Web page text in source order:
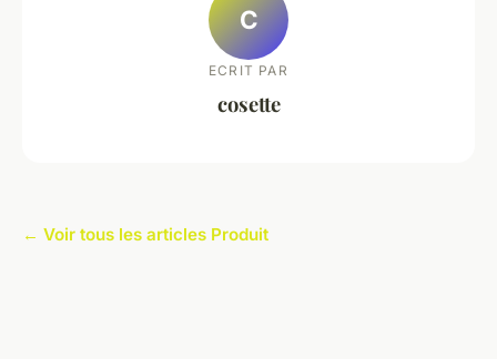
C
ECRIT PAR
cosette
← Voir tous les articles Produit